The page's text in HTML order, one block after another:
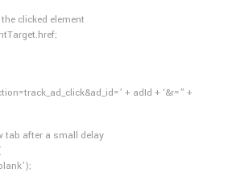
clicked element
+ adId + ‘&r=” +
tab after a small delay